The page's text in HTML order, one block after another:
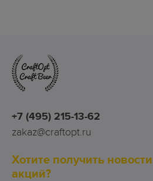
+7 (495) 215-13-62
zakaz@craftopt.ru
Хотите получить
акций?